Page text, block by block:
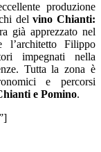
produzione
delvino Chianti:
già apprezzato nel
l’architetto Filippo
impegnati nella
Tutta la zona è
e percorsi
e Pomino.